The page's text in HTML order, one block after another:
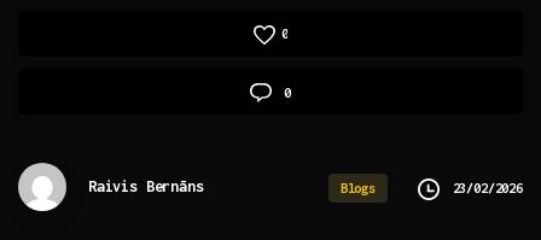
0
0
Raivis Bernāns Blogs 23/02/2026